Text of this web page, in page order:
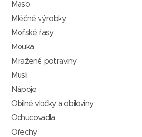
Maso
Mléčné výrobky
Mořské řasy
Mouka
Mražené potraviny
Müsli
Nápoje
Obilné vločky a obiloviny
Ochucovadla
Ořechy